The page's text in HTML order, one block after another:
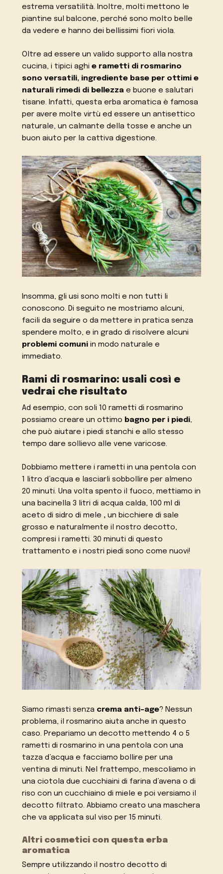
estrema versatilità. Inoltre, molti mettono le
piantine sul balcone, perché sono molto belle
da vedere e hanno dei bellissimi fiori viola.
Oltre ad essere un valido supporto alla nostra
cucina, i tipici aghie rametti di rosmarino
sono versatili, ingrediente base per ottimi e
naturali rimedi di bellezza e buone e salutari
tisane. Infatti, questa erba aromatica è famosa
per avere molte virtù ed essere un antisettico
naturale, un calmante della tosse e anche un
buon aiuto per la cattiva digestione.
Insomma, gli usi sono molti e non tutti li
conoscono. Di seguito ne mostriamo alcuni,
facili da seguire o da mettere in pratica senza
spendere molto, e in grado di risolvere alcuni
problemi comuni in modo naturale e
immediato.
Rami di rosmarino: usali così e
vedrai che risultato
Ad esempio, con soli 10 rametti di rosmarino
possiamo creare un ottimo bagno per i piedi,
che può aiutare i piedi stanchi e allo stesso
tempo dare sollievo alle vene varicose.
Dobbiamo mettere i rametti in una pentola con
1 litro d’acqua e lasciarli sobbollire per almeno
20 minuti. Una volta spento il fuoco, mettiamo in
una bacinella 3 litri di acqua calda, 100 ml di
aceto di sidro di mele , un bicchiere di sale
grosso e naturalmente il nostro decotto,
compresi i rametti. 30 minuti di questo
trattamento e i nostri piedi sono come nuovi!
Siamo rimasti senza crema anti-age? Nessun
problema, il rosmarino aiuta anche in questo
caso. Prepariamo un decotto mettendo 4 o 5
rametti di rosmarino in una pentola con una
tazza d’acqua e facciamo bollire per una
ventina di minuti. Nel frattempo, mescoliamo in
una ciotola due cucchiaini di farina d’avena o di
riso con un cucchiaino di miele e poi versiamo il
decotto filtrato. Abbiamo creato una maschera
che va applicata sul viso per 15 minuti.
Altri cosmetici con questa erba
aromatica
Sempre utilizzando il nostro decotto di